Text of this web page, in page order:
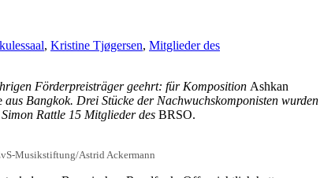
, Kristine Tjøgersen, Mitglieder des
Förderpreisträger geehrt: für Komposition Ashkan
aus Bangkok. Drei Stücke der Nachwuchskomponisten wurden
Rattle 15 Mitglieder des BRSO.
Musikstiftung/Astrid Ackermann